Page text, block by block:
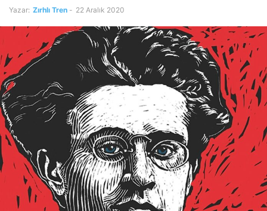
Yazar: Zırhlı Tren - 22 Aralık 2020